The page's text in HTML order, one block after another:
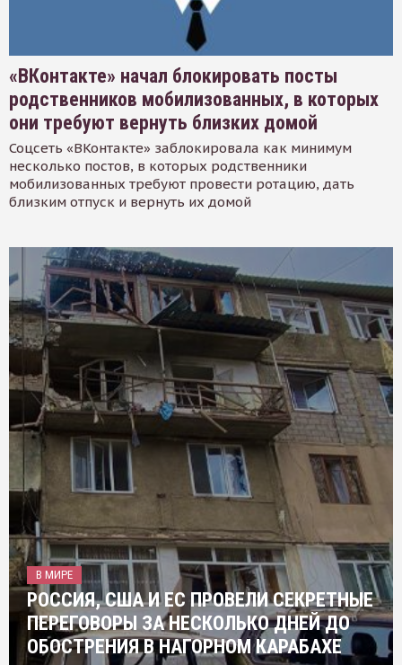
«ВКонтакте» начал блокировать посты
родственников мобилизованных, в которых
они требуют вернуть близких домой
Соцсеть «ВКонтакте» заблокировала как минимум
несколько постов, в которых родственники
мобилизованных требуют провести ротацию, дать
близким отпуск и вернуть их домой
В МИРЕ
РОССИЯ, США И ЕС ПРОВЕЛИ СЕКРЕТНЫЕ
ПЕРЕГОВОРЫ ЗА НЕСКОЛЬКО ДНЕЙ ДО
ОБОСТРЕНИЯ В НАГОРНОМ КАРАБАХЕ